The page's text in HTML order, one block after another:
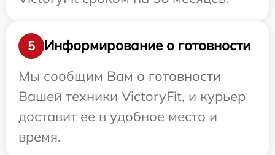
5
Информирование о готовности
Мы сообщим Вам о готовности
Вашей техники VictoryFit, и курьер
доставит ее в удобное место и
время.